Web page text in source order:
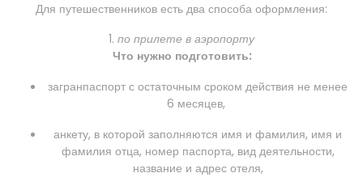
Для путешественников есть два способа оформления:
1. по прилете в аэропорту
Что нужно подготовить:
загранпаспорт с остаточным сроком действия не менее
6 месяцев,
анкету, в которой заполняются имя и фамилия, имя и
фамилия отца, номер паспорта, вид деятельности,
название и адрес отеля,